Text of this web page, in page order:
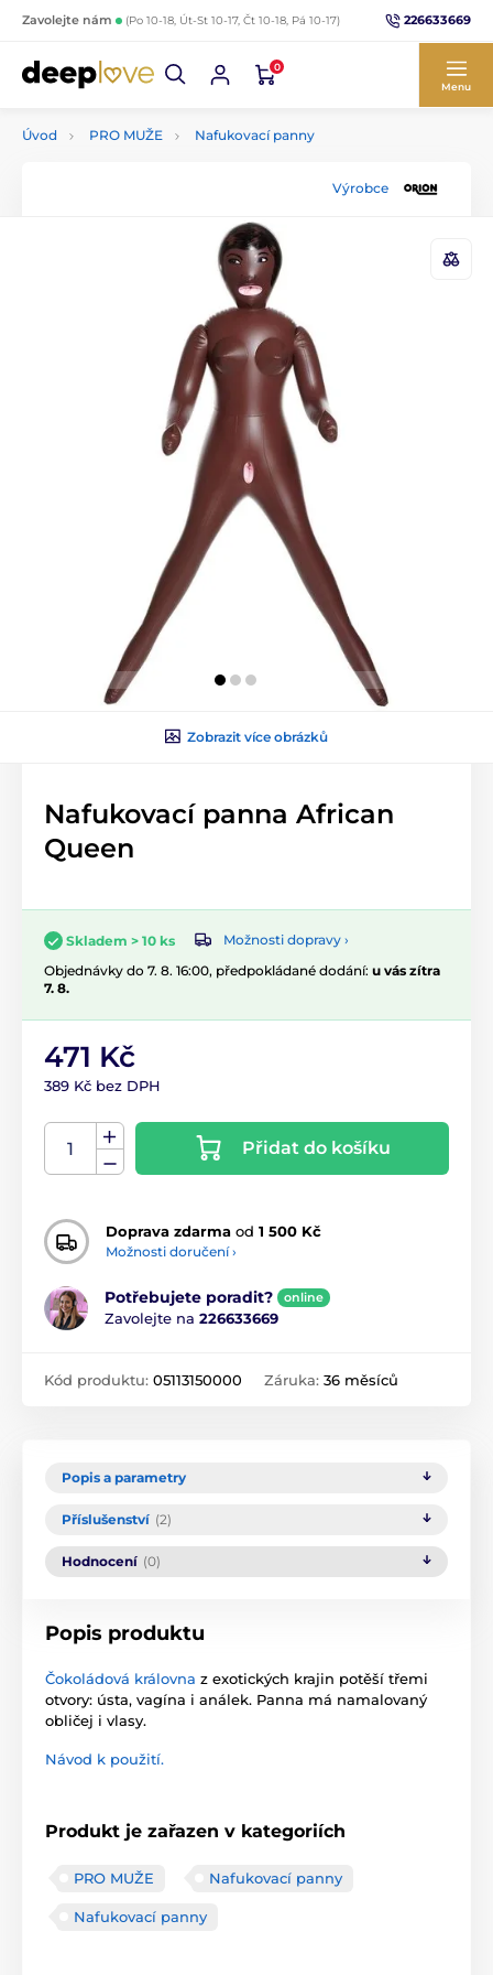
Zavolejte nám (Po 10-18, Út-St 10-17, Čt 10-18, Pá 10-17) 226633669
0
Menu
Úvod PRO MUŽE Nafukovací panny
Výrobce
Zobrazit více obrázků
Nafukovací panna African
Queen
Skladem > 10 ks
Možnosti dopravy ›
Objednávky do 7. 8. 16:00, předpokládané dodání: u vás zítra
7. 8.
471 Kč
389 Kč bez DPH
Přidat do košíku
Doprava zdarma od 1 500 Kč
Možnosti doručení ›
Potřebujete poradit? online
Zavolejte na 226633669
Kód produktu: 05113150000 Záruka: 36 měsíců
Popis a parametry
Příslušenství (2)
Hodnocení (0)
Popis produktu
Čokoládová královna z exotických krajin potěší třemi
otvory: ústa, vagína i análek. Panna má namalovaný
obličej i vlasy.
Návod k použití.
Produkt je zařazen v kategoriích
PRO MUŽE Nafukovací panny
Nafukovací panny